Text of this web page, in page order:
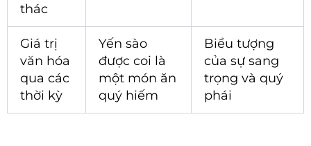
thác
Giá trị
văn hóa
qua các
thời kỳ
Yến sào
được coi là
một món ăn
quý hiếm
Biểu tượng
của sự sang
trọng và quý
phái